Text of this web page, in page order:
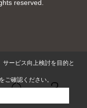
reserved.
ービス向上検討を目的と
をご確認ください。